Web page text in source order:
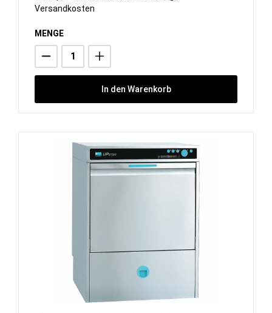
Versandkosten
MENGE
In den Warenkorb